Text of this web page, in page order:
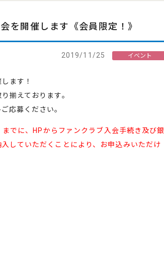
を開催します《会員限定！》
2019/11/25 イベント
ます！
揃えております。
ご応募ください。
でに、HPからファンクラブ入会手続き及び銀
していただくことにより、お申込みいただけ